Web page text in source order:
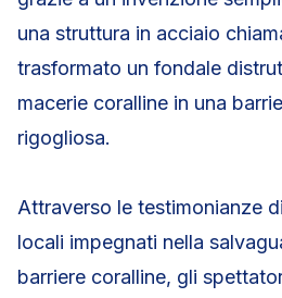
una struttura in acciaio
trasformato un fondale
macerie coralline in una
rigogliosa.
Attraverso le testimonianze
locali impegnati nella
barriere coralline, gli